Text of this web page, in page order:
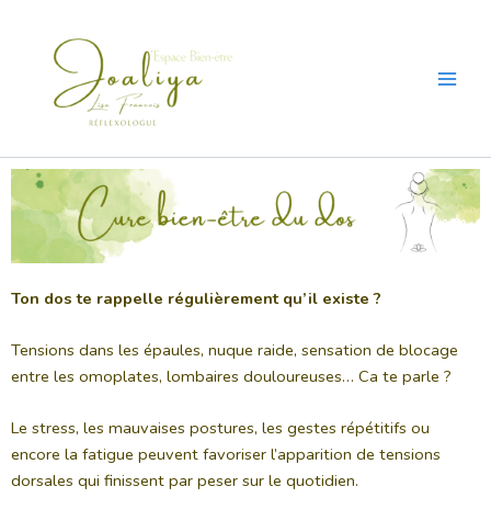
content
Ton dos te rappelle régulièrement qu’il existe ?
Tensions dans les épaules, nuque raide, sensation de blocage
entre les omoplates, lombaires douloureuses… Ca te parle ?
Le stress, les mauvaises postures, les gestes répétitifs ou
encore la fatigue peuvent favoriser l’apparition de tensions
dorsales qui finissent par peser sur le quotidien.